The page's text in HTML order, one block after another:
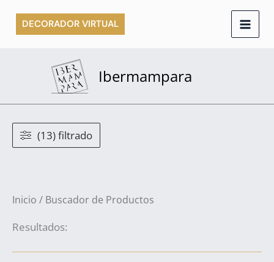
DECORADOR VIRTUAL
Ibermampara
(13) filtrado
Inicio / Buscador de Productos
Resultados: